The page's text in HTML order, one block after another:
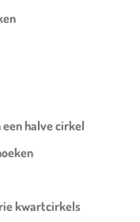
halve cirkel
kwartcirkels